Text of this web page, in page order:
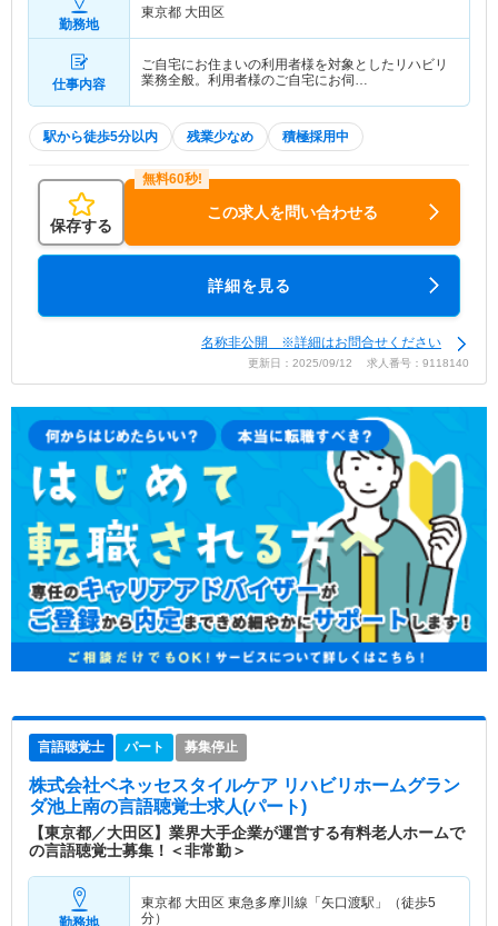
勤務地
東京都 大田区
仕事内容
ご自宅にお住まいの利用者様を対象としたリハビリ
業務全般。利用者様のご自宅にお伺…
駅から徒歩5分以内 残業少なめ 積極採用中
保存する
この求人を問い合わせる
詳細を見る
名称非公開 ※詳細はお問合せください
更新日：2025/09/12 求人番号：9118140
言語聴覚士 パート 募集停止
株式会社ベネッセスタイルケア リハビリホームグラン
ダ池上南の言語聴覚士求人(パート)
【東京都／大田区】業界大手企業が運営する有料老人ホームで
の言語聴覚士募集！＜非常勤＞
東京都 大田区 東急多摩川線「矢口渡駅」（徒歩5
分）